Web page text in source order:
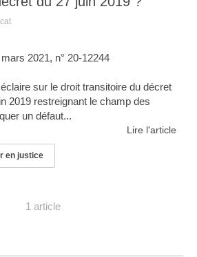
2021, n° 20-12244
sur le droit transitoire du décret
2019 restreignant le champ des
un défaut...
Lire l'article
en justice
1 article